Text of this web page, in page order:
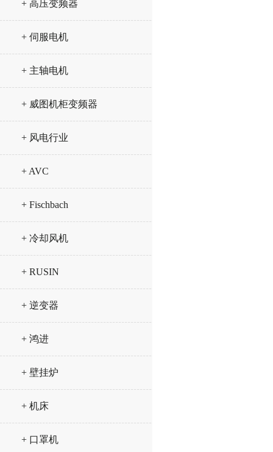
+ 高压变频器
+ 伺服电机
+ 主轴电机
+ 威图机柜变频器
+ 风电行业
+ AVC
+ Fischbach
+ 冷却风机
+ RUSIN
+ 逆变器
+ 鸿进
+ 壁挂炉
+ 机床
+ 口罩机